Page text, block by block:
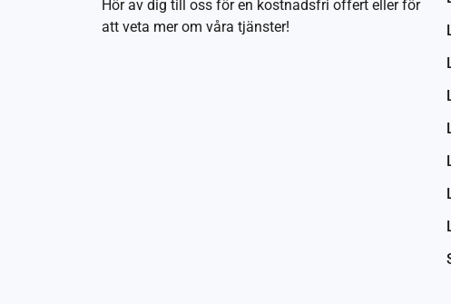
Hör av dig till oss för en kostnadsfri offert eller för
att veta mer om våra tjänster!